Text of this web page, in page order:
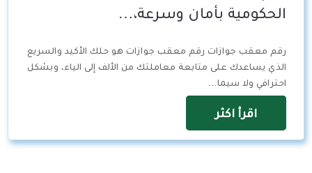
الحكومية بأمان وسرعة،…
رقم معقب جوازات رقم معقب جوازات هو حلك الأكيد والسريع
الذي يساعدك على متابعة معاملتك من الألف إلى الياء، وبشكل
احترافي ولا سيما…
اقرأ اكثر